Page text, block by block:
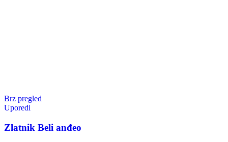
Brz pregled
Uporedi
Zlatnik Beli anđeo